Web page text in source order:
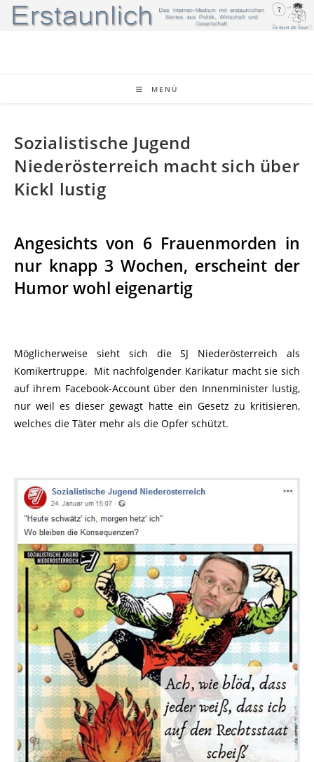
Zum
Inhalt
MENÜ
Sozialistische Jugend
Niederösterreich macht sich über
Kickl lustig
Angesichts von 6 Frauenmorden in
nur knapp 3 Wochen, erscheint der
Humor wohl eigenartig
Möglicherweise sieht sich die SJ Niederösterreich als
Komikertruppe. Mit nachfolgender Karikatur macht sie sich
auf ihrem Facebook-Account über den Innenminister lustig,
nur weil es dieser gewagt hatte ein Gesetz zu kritisieren,
welches die Täter mehr als die Opfer schützt.